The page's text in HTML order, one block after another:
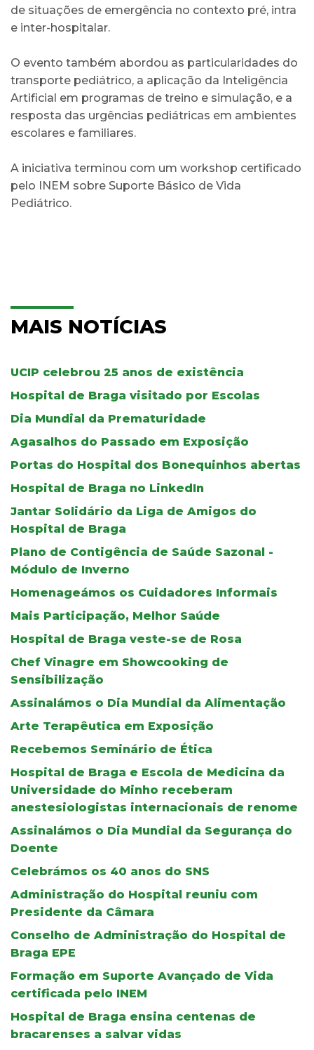
de situações de emergência no contexto pré, intra
e inter-hospitalar.
O evento também abordou as particularidades do
transporte pediátrico, a aplicação da Inteligência
Artificial em programas de treino e simulação, e a
resposta das urgências pediátricas em ambientes
escolares e familiares.
A iniciativa terminou com um workshop certificado
pelo INEM sobre Suporte Básico de Vida
Pediátrico.
MAIS NOTÍCIAS
UCIP celebrou 25 anos de existência
Hospital de Braga visitado por Escolas
Dia Mundial da Prematuridade
Agasalhos do Passado em Exposição
Portas do Hospital dos Bonequinhos abertas
Hospital de Braga no LinkedIn
Jantar Solidário da Liga de Amigos do
Hospital de Braga
Plano de Contigência de Saúde Sazonal -
Módulo de Inverno
Homenageámos os Cuidadores Informais
Mais Participação, Melhor Saúde
Hospital de Braga veste-se de Rosa
Chef Vinagre em Showcooking de
Sensibilização
Assinalámos o Dia Mundial da Alimentação
Arte Terapêutica em Exposição
Recebemos Seminário de Ética
Hospital de Braga e Escola de Medicina da
Universidade do Minho receberam
anestesiologistas internacionais de renome
Assinalámos o Dia Mundial da Segurança do
Doente
Celebrámos os 40 anos do SNS
Administração do Hospital reuniu com
Presidente da Câmara
Conselho de Administração do Hospital de
Braga EPE
Formação em Suporte Avançado de Vida
certificada pelo INEM
Hospital de Braga ensina centenas de
bracarenses a salvar vidas